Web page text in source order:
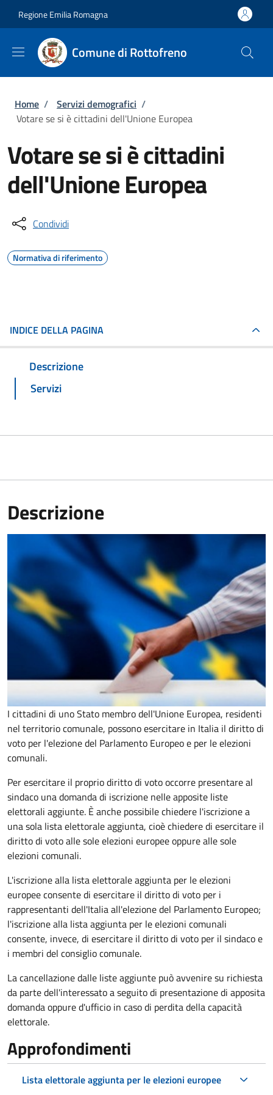
Regione Emilia Romagna
Comune di Rottofreno
Briciole di pane
Home / Servizi demografici /
Votare se si è cittadini dell'Unione Europea
Votare se si è cittadini
dell'Unione Europea
Condividi
Normativa di riferimento
INDICE DELLA PAGINA
Descrizione
Servizi
Descrizione
I cittadini di uno Stato membro dell'Unione Europea, residenti
nel territorio comunale, possono esercitare in Italia il diritto di
voto per l'elezione del Parlamento Europeo e per le elezioni
comunali.
Per esercitare il proprio diritto di voto occorre presentare al
sindaco una domanda di iscrizione nelle apposite liste
elettorali aggiunte. È anche possibile chiedere l'iscrizione a
una sola lista elettorale aggiunta, cioè chiedere di esercitare il
diritto di voto alle sole elezioni europee oppure alle sole
elezioni comunali.
L'iscrizione alla lista elettorale aggiunta per le elezioni
europee consente di esercitare il diritto di voto per i
rappresentanti dell'Italia all'elezione del Parlamento Europeo;
l'iscrizione alla lista aggiunta per le elezioni comunali
consente, invece, di esercitare il diritto di voto per il sindaco e
i membri del consiglio comunale.
La cancellazione dalle liste aggiunte può avvenire su richiesta
da parte dell'interessato a seguito di presentazione di apposita
domanda oppure d'ufficio in caso di perdita della capacità
elettorale.
Approfondimenti
Lista elettorale aggiunta per le elezioni europee